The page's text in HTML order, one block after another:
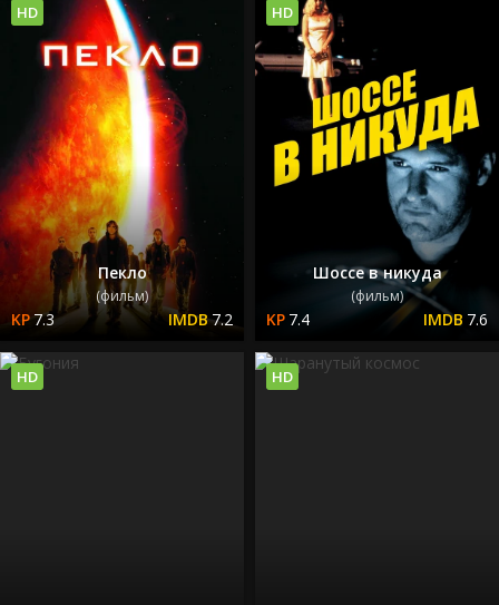
Пекло
(фильм)
7.3 7.2
HD
Шоссе в никуда
(фильм)
7.4 7.6
HD
HD HD